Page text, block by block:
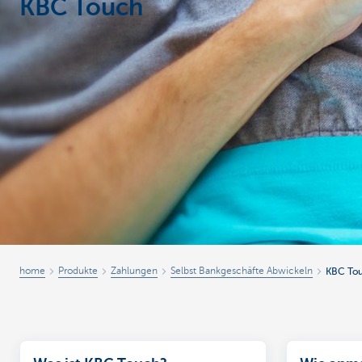
Particulieren
KBC Touch
home Produkte Zahlungen Selbst Bankgeschäfte Abwickeln KBC